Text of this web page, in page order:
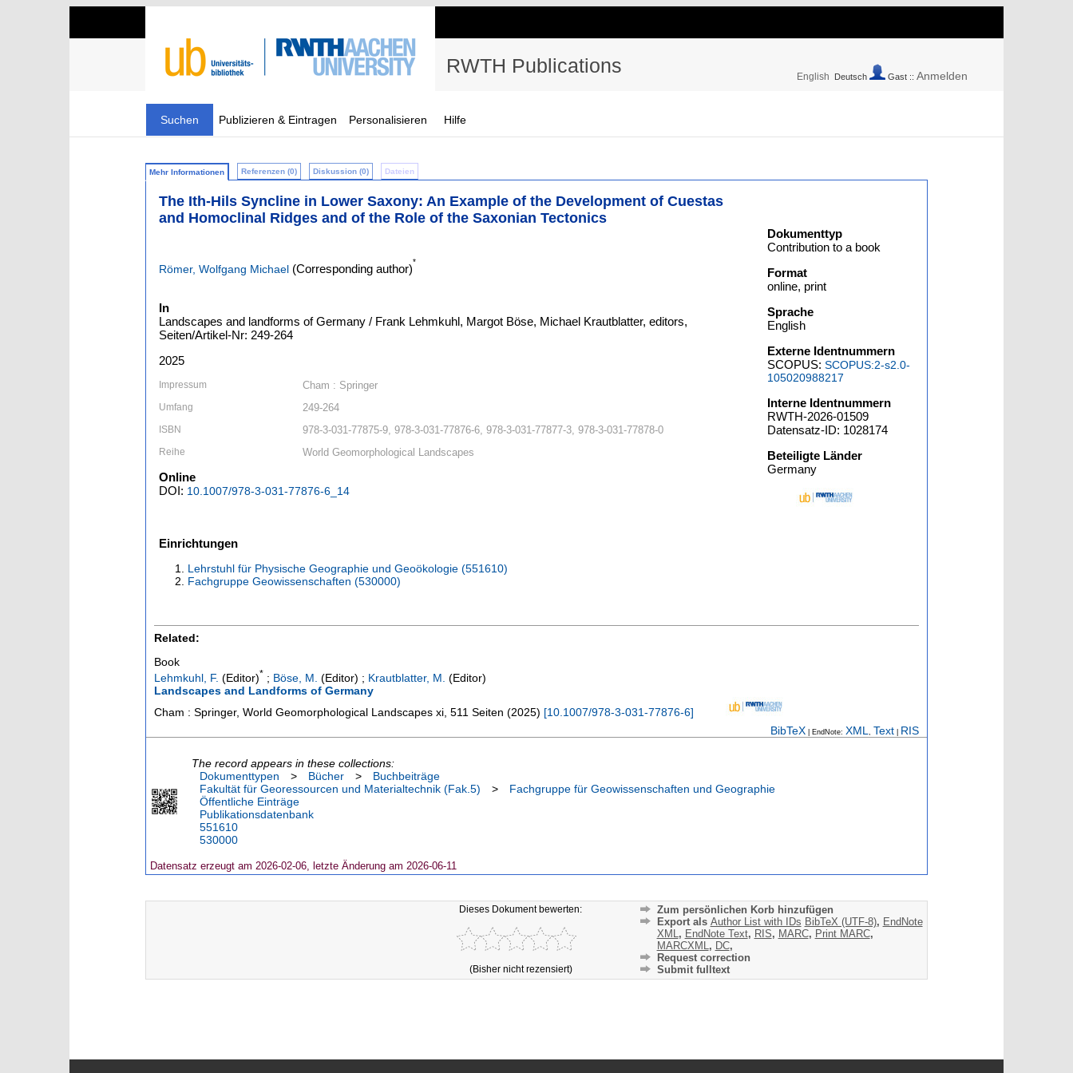
RWTH Publications English Deutsch Gast :: Anmelden
Suchen Publizieren & Eintragen Personalisieren Hilfe
Mehr Informationen Referenzen (0) Diskussion (0) Dateien
The Ith-Hils Syncline in Lower Saxony: An Example of the Development of Cuestas
and Homoclinal Ridges and of the Role of the Saxonian Tectonics
Römer, Wolfgang Michael (Corresponding author)
*
In
Landscapes and landforms of Germany / Frank Lehmkuhl, Margot Böse, Michael Krautblatter, editors,
Seiten/Artikel-Nr: 249-264
2025
Impressum Cham : Springer
Umfang 249-264
ISBN 978-3-031-77875-9, 978-3-031-77876-6, 978-3-031-77877-3, 978-3-031-77878-0
Reihe World Geomorphological Landscapes
Online
DOI: 10.1007/978-3-031-77876-6_14
Einrichtungen
Lehrstuhl für Physische Geographie und Geoökologie (551610)
Fachgruppe Geowissenschaften (530000)
Dokumenttyp
Contribution to a book
Format
online, print
Sprache
English
Externe Identnummern
SCOPUS:SCOPUS:2-s2.0-
105020988217
Interne Identnummern
RWTH-2026-01509
Datensatz-ID: 1028174
Beteiligte Länder
Germany
Related:
Book
Lehmkuhl, F. (Editor)* ; Böse, M. (Editor) ; Krautblatter, M. (Editor)
Landscapes and Landforms of Germany
Cham : Springer, World Geomorphological Landscapes xi, 511 Seiten (2025) [10.1007/978-3-031-77876-6]
BibTeX | EndNote: XML Text RIS
The record appears in these collections:
Dokumenttypen
> Bücher >
Buchbeiträge
Fakultät für Georessourcen und Materialtechnik (Fak.5)
>
Fachgruppe für Geowissenschaften und Geographie
Öffentliche Einträge
Publikationsdatenbank
551610
530000
Datensatz erzeugt am 2026-02-06, letzte Änderung am 2026-06-11
Dieses Dokument bewerten:
(Bisher nicht rezensiert)
Zum persönlichen Korb hinzufügen
Export als Author List with IDs BibTeX (UTF-8), EndNote
XML, EndNote Text, RIS, MARC, Print MARC,
MARCXML, DC,
Request correction
Submit fulltext